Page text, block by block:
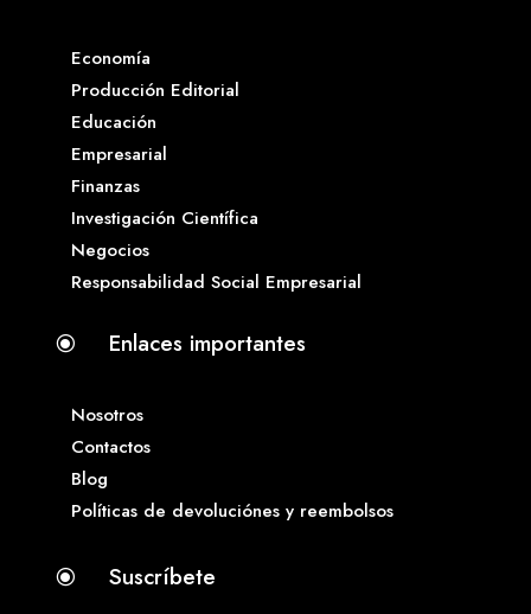
Economía
Producción Editorial
Educación
Empresarial
Finanzas
Investigación Científica
Negocios
Responsabilidad Social Empresarial
\ Enlaces importantes
Nosotros
Contactos
Blog
Políticas de devoluciónes y reembolsos
\ Suscríbete